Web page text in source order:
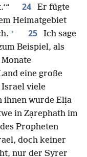
24
Er fügte
Heimatgebiet
+ 25
Ich sage
Beispiel, als
eine große
Israel viele
ihnen wurde Elịa
in Zạrephath im
Propheten
doch keiner
nur der Syrer